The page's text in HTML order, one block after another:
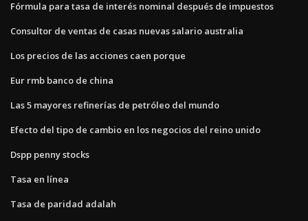
Fórmula para tasa de interés nominal después de impuestos
Consultor de ventas de casas nuevas salario australia
Los precios de las acciones caen porque
Eur rmb banco de china
Las 5 mayores refinerías de petróleo del mundo
Efecto del tipo de cambio en los negocios del reino unido
Dspp penny stocks
Tasa en línea
Tasa de paridad adalah